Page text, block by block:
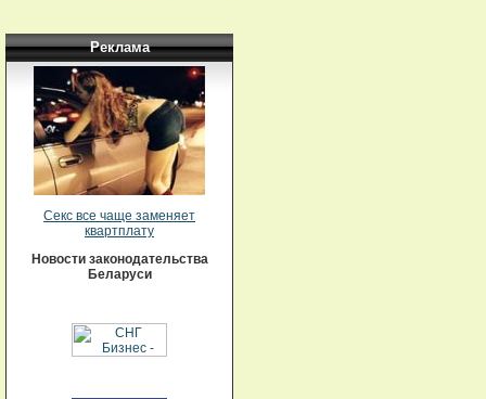
Реклама
Секс все чаще заменяет
квартплату
Новости законодательства
Беларуси